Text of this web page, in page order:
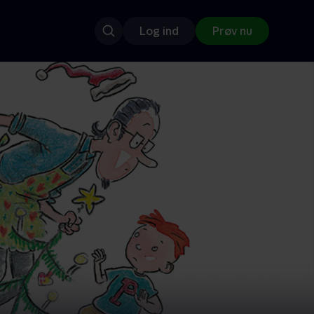
Log ind Prøv nu